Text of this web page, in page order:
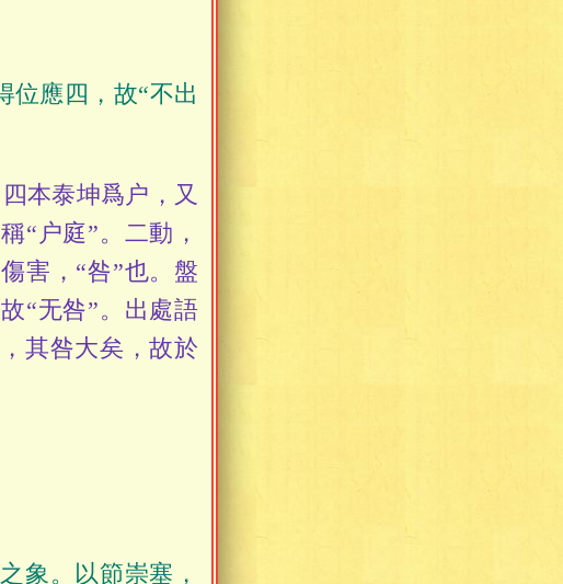
位應四，故“不出
本泰坤爲户，又
“户庭”。二動，
害，“咎”也。盤
“无咎”。出處語
其咎大矣，故於
象。以節崇塞，